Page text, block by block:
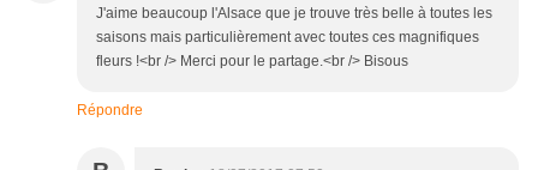
J'aime beaucoup l'Alsace que je trouve très belle à toutes les
saisons mais particulièrement avec toutes ces magnifiques
fleurs !<br /> Merci pour le partage.<br /> Bisous
Répondre